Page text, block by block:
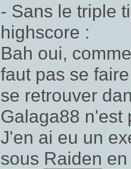
- Sans le triple
highscore :
Bah oui,
faut pas se
se retrouver
Galaga88 n'est
J'en ai eu un
sous Raiden